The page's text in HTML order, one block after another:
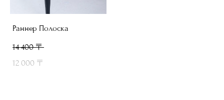
Раннер Полоска
14 400 〒
12 000 〒